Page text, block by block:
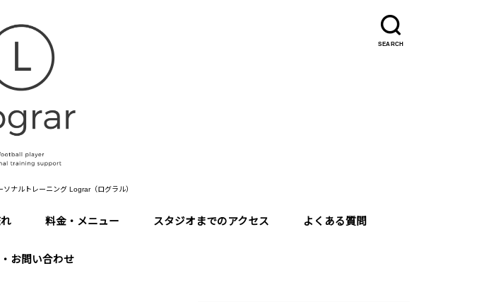
SEARCH
ナルトレーニング Lograr（ログラル）
料金・メニュー スタジオまでのアクセス よくある質問
お問い合わせ